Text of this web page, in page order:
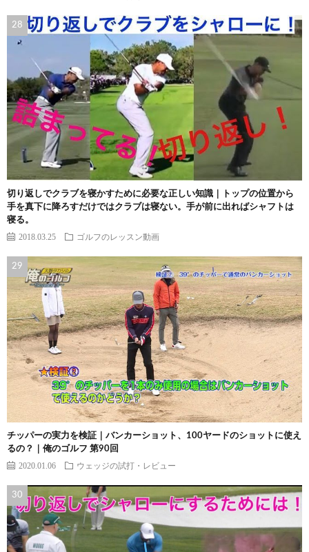
切り返しでクラブを寝かすために必要な正しい知識｜トップの位置から
手を真下に降ろすだけではクラブは寝ない。手が前に出ればシャフトは
寝る。
2018.03.25 ゴルフのレッスン動画
チッパーの実力を検証｜バンカーショット、100ヤードのショットに使え
るの？｜俺のゴルフ 第90回
2020.01.06 ウェッジの試打・レビュー